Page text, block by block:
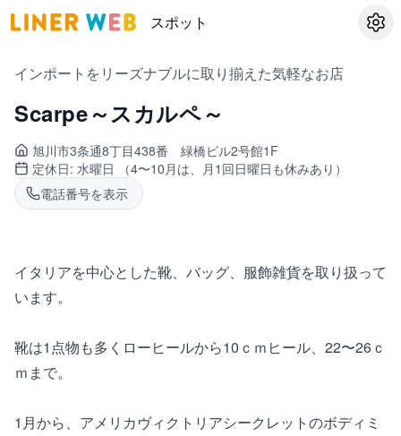
スポット 設定
インポートをリーズナブルに取り揃えた気軽なお店
Scarpe～スカルペ～
旭川市3条通8丁目438番 緑橋ビル2号館1F
定休日: 水曜日 （4〜10月は、月1回日曜日も休みあり）
電話番号を表示
イタリアを中心とした靴、バッグ、服飾雑貨を取り扱って
います。
靴は1点物も多くローヒールから10ｃｍヒール、22〜26ｃ
ｍまで。
1月から、アメリカヴィクトリアシークレットのボディミ